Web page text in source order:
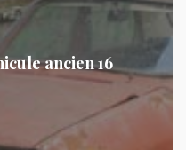
ancien 16